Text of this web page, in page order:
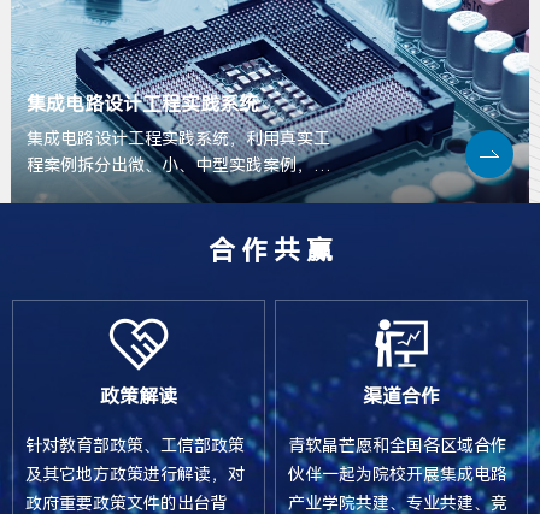
芯片及功率器件测试平台
SoC设计实验箱
集成电路设计工程实践系统
集成电路设计工程实践系统，利用真实工
程案例拆分出微、小、中型实践案例，植
入学校人才培养，作为主干课程实验、课
资源，切实提升学生实践动手能力;工程型
合作共赢
政策解读
针对教育部政策、工信部政策
及其它地方政策进行解读，对
政府重要政策文件的出台背
渠道合作
青软晶芒愿和全国各区域合作
伙伴一起为院校开展集成电路
产业学院共建、专业共建、竞